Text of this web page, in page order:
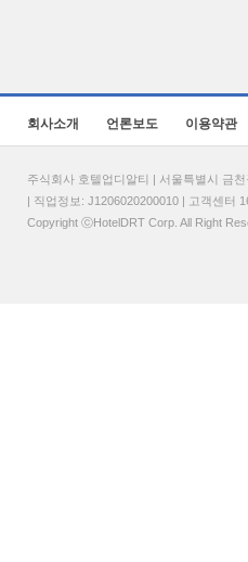
회사소개 언론보도 이용약관
주식회사 호텔업디알티 | 서울특별시 금
| 직업정보: J1206020200010 | 고객센터
Copyright ⓒHotelDRT Corp. All Right